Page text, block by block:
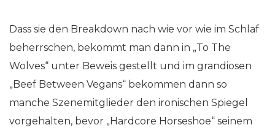
Dass sie den Breakdown nach wie vor wie im Schlaf
beherrschen, bekommt man dann in „To The
Wolves“ unter Beweis gestellt und im grandiosen
„Beef Between Vegans“ bekommen dann so
manche Szenemitglieder den ironischen Spiegel
vorgehalten, bevor „Hardcore Horseshoe“ seinem